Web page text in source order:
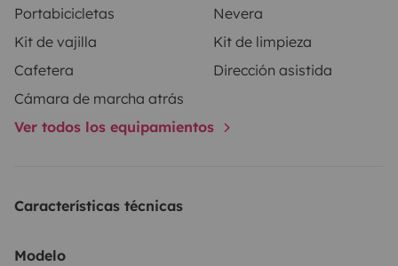
Portabicicletas
Nevera
Kit de vajilla
Kit de limpieza
Cafetera
Dirección asistida
Cámara de marcha atrás
Ver todos los equipamientos
Características técnicas
Modelo